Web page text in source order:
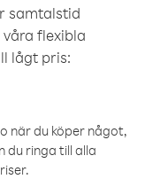
samtalstid
flexibla
lågt pris:
när du köper något,
du ringa till alla